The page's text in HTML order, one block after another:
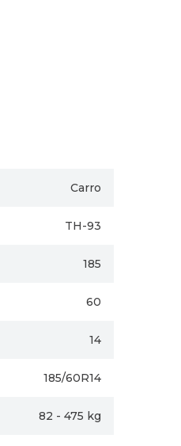
Carro
TH-93
185
60
14
185/60R14
82 - 475 kg